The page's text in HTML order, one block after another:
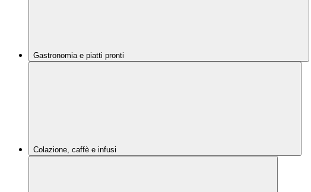
Gastronomia e piatti pronti
Colazione, caffè e infusi